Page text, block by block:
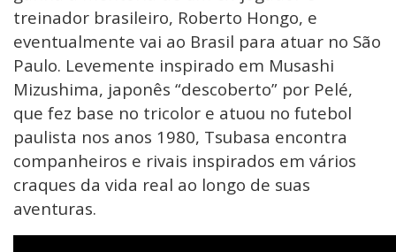
treinador brasileiro, Roberto Hongo, e
eventualmente vai ao Brasil para atuar no São
Paulo. Levemente inspirado em Musashi
Mizushima, japonês “descoberto” por Pelé,
que fez base no tricolor e atuou no futebol
paulista nos anos 1980, Tsubasa encontra
companheiros e rivais inspirados em vários
craques da vida real ao longo de suas
aventuras.